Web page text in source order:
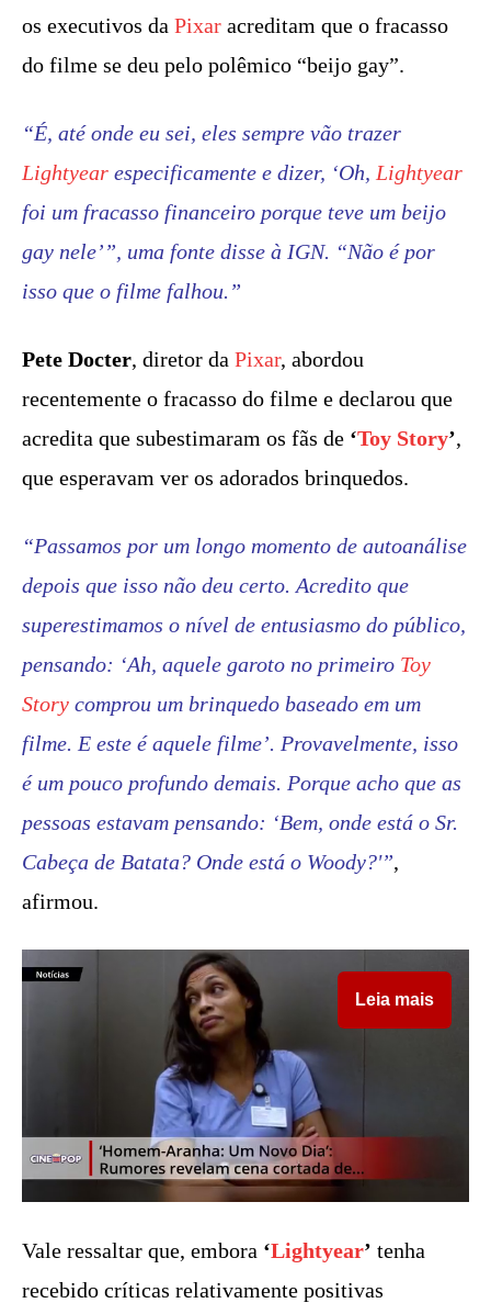
os executivos da Pixar acreditam que o fracasso
do filme se deu pelo polêmico “beijo gay”.
“É, até onde eu sei, eles sempre vão trazer
Lightyear especificamente e dizer, ‘Oh, Lightyear
foi um fracasso financeiro porque teve um beijo
gay nele’”, uma fonte disse à IGN. “Não é por
isso que o filme falhou.”
Pete Docter, diretor da Pixar, abordou
recentemente o fracasso do filme e declarou que
acredita que subestimaram os fãs de ‘Toy Story’,
que esperavam ver os adorados brinquedos.
“Passamos por um longo momento de autoanálise
depois que isso não deu certo. Acredito que
superestimamos o nível de entusiasmo do público,
pensando: ‘Ah, aquele garoto no primeiro Toy
Story comprou um brinquedo baseado em um
filme. E este é aquele filme’. Provavelmente, isso
é um pouco profundo demais. Porque acho que as
pessoas estavam pensando: ‘Bem, onde está o Sr.
Cabeça de Batata? Onde está o Woody?'”,
afirmou.
Leia mais
Vale ressaltar que, embora ‘Lightyear’ tenha
recebido críticas relativamente positivas